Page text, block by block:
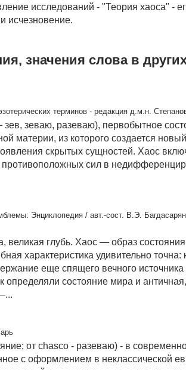
исследований - "Теория хаоса" -
исчезновение.
значения слова в
терминов - редакция д.м.н.
зев, зеваю, разеваю), первобытное
материи, из которого создается
скрытых сущностей. Xаос
сил в
Энциклопедия / авт.-сост. В.Э.
глубь. Хаос — образ
характеристика удивительно
еще спящего вечного
определяли состояние мира и
от chasco - разеваю) - в
с оформлением в неклассической